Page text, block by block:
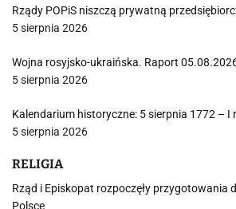
Rządy POPiS niszczą prywatną
5 sierpnia 2026
Wojna rosyjsko-ukraińska. Raport
5 sierpnia 2026
Kalendarium historyczne: 5 sierpnia 1772 – I
5 sierpnia 2026
RELIGIA
Rząd i Episkopat rozpoczęły przygotowania
Polsce